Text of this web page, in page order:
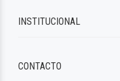
INSTITUCIONAL
CONTACTO